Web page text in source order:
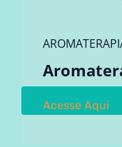
Acesse Aqui